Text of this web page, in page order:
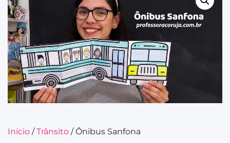
Início /Trânsito / Ônibus Sanfona